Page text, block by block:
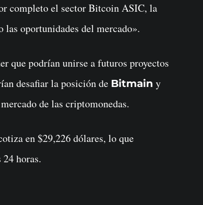
completo el sector Bitcoin ASIC, la
oportunidades del mercado».
que podrían unirse a futuros proyectos
desafiar la posición de Bitmain y
de las criptomonedas.
en $29,226 dólares, lo que
horas.